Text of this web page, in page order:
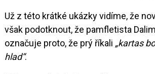
Už z této krátké ukázky vidíme, že
však podotknout, že pamfletista
označuje proto, že prý říkali „kartas
hlad“.